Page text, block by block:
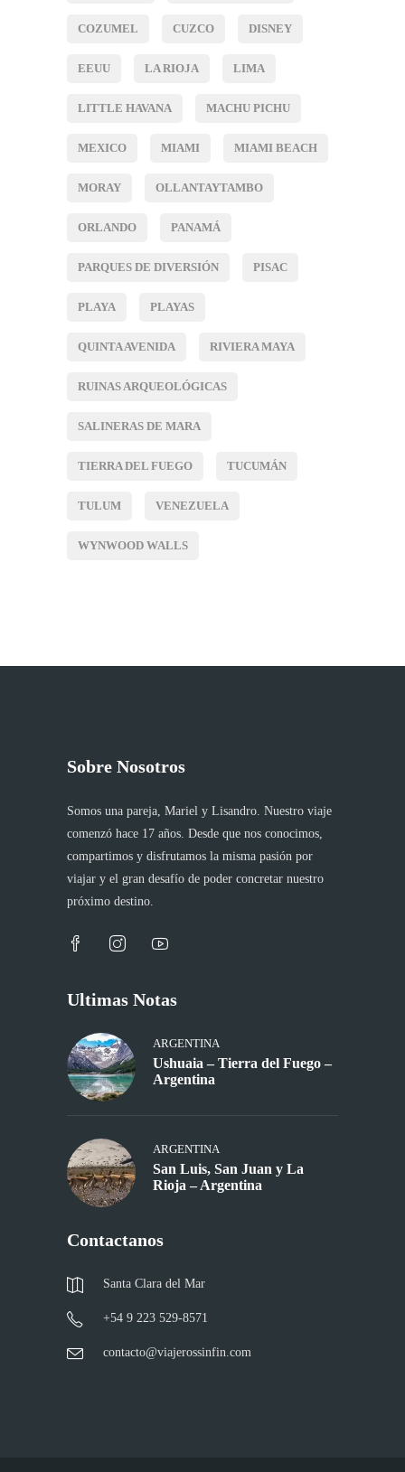
COZUMEL CUZCO DISNEY
EEUU LA RIOJA LIMA
LITTLE HAVANA MACHU PICHU
MEXICO MIAMI MIAMI BEACH
MORAY OLLANTAYTAMBO
ORLANDO PANAMÁ
PARQUES DE DIVERSIÓN PISAC
PLAYA PLAYAS
QUINTA AVENIDA RIVIERA MAYA
RUINAS ARQUEOLÓGICAS
SALINERAS DE MARA
TIERRA DEL FUEGO TUCUMÁN
TULUM VENEZUELA
WYNWOOD WALLS
Sobre Nosotros
Somos una pareja, Mariel y Lisandro. Nuestro viaje
comenzó hace 17 años. Desde que nos conocimos,
compartimos y disfrutamos la misma pasión por
viajar y el gran desafío de poder concretar nuestro
próximo destino.
Ultimas Notas
ARGENTINA
Ushuaia – Tierra del Fuego –
Argentina
ARGENTINA
San Luis, San Juan y La
Rioja – Argentina
Contactanos
Santa Clara del Mar
+54 9 223 529-8571
contacto@viajerossinfin.com